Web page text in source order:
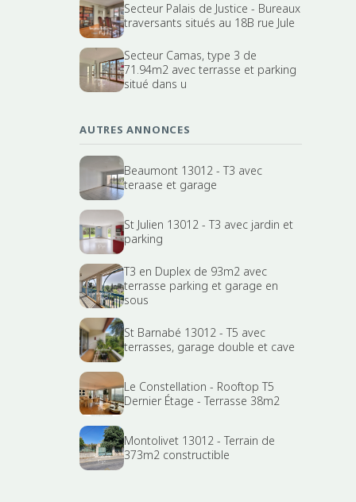
Secteur Palais de Justice - Bureaux
traversants situés au 18B rue Jule
Secteur Camas, type 3 de
71.94m2 avec terrasse et parking
situé dans u
AUTRES ANNONCES
Beaumont 13012 - T3 avec
teraase et garage
St Julien 13012 - T3 avec jardin et
parking
T3 en Duplex de 93m2 avec
terrasse parking et garage en
sous
St Barnabé 13012 - T5 avec
terrasses, garage double et cave
Le Constellation - Rooftop T5
Dernier Étage - Terrasse 38m2
Montolivet 13012 - Terrain de
373m2 constructible